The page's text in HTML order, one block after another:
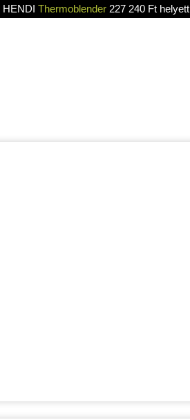
HENDI Thermoblender227 240 Ft helyett